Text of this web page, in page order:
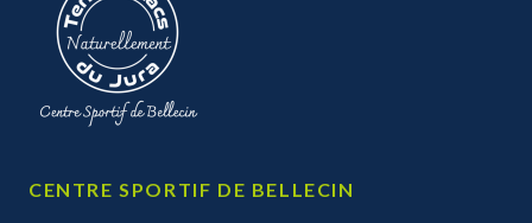
CENTRE SPORTIF DE BELLECIN